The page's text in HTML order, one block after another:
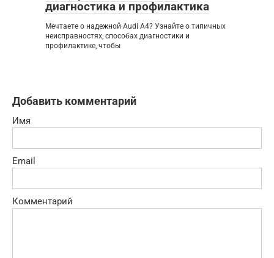
диагностика и профилактика
Мечтаете о надежной Audi A4? Узнайте о типичных
неисправностях, способах диагностики и
профилактике, чтобы
Добавить комментарий
Имя
Email
Комментарий